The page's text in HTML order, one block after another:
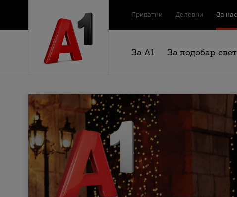
Приватни Деловни За нас
За А1 За подобар свет